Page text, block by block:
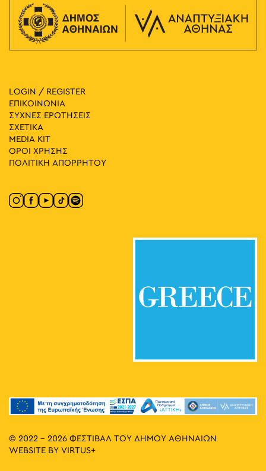
LOGIN / REGISTER
ΕΠΙΚΟΙΝΩΝΙΑ
ΣΥΧΝΕΣ ΕΡΩΤΗΣΕΙΣ
ΣΧΕΤΙΚΑ
MEDIA ΚIT
ΟΡΟΙ ΧΡΗΣΗΣ
ΠΟΛΙΤΙΚΗ ΑΠΟΡΡΗΤΟΥ
© 2022 - 2026 ΦΕΣΤΙΒΑΛ ΤΟΥ ΔΗΜΟΥ ΑΘΗΝΑΙΩΝ
WEBSITE BY VIRTUS+